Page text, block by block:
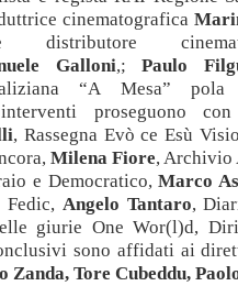
cinematografica
distributore
Galloni,;Paulo
“A Mesa” pola
proseguono
, Rassegna Evò ce Esù
Milena Fiore, Archivio
e Democratico,Marco
Fedic, Angelo Tantaro,
giurie One Wor(l)d,
sono affidati ai
Zanda, Tore Cubeddu,